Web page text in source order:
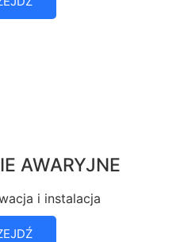
AWARYJNE
i instalacja